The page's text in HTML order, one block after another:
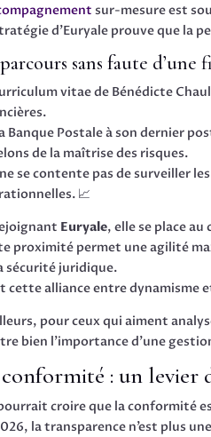
sur-mesure est
d’Euryale prouve que la
sans faute d’une
vitae de Bénédicte
Banque Postale à son dernier
de la maîtrise des risques.
se contente pas de surveiller
📈
Euryale, elle se place
proximité permet une agilité
sécurité juridique.
cette alliance entre dynamisme
pour ceux qui aiment
bien l’importance d’une
: un levier
croire que la conformité
la transparence n’est plus